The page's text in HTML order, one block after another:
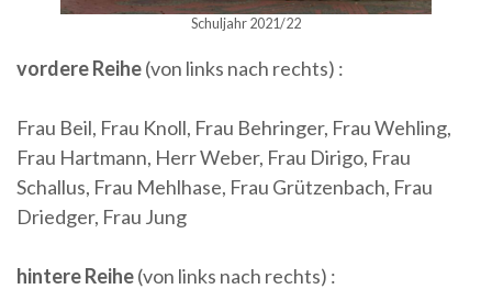
Schuljahr 2021/22
vordere Reihe(von links nach rechts) :
Frau Beil, Frau Knoll, Frau Behringer, Frau Wehling,
Frau Hartmann, Herr Weber, Frau Dirigo, Frau
Schallus, Frau Mehlhase, Frau Grützenbach, Frau
Driedger, Frau Jung
hintere Reihe(von links nach rechts) :